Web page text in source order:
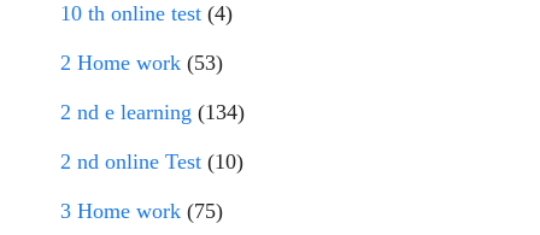
10 th online test (4)
2 Home work (53)
2 nd e learning (134)
2 nd online Test (10)
3 Home work (75)